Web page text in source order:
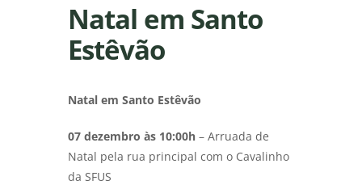
Natal em Santo
Estêvão
Natal em Santo Estêvão
07 dezembro às 10:00h – Arruada de
Natal pela rua principal com o Cavalinho
da SFUS